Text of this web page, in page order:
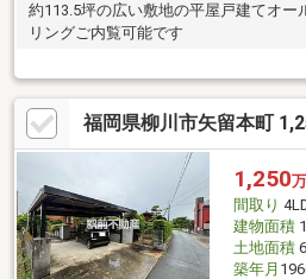
約113.5坪の広い敷地の平屋戸建てオー
リングご内覧可能です
福岡県柳川市矢留本町
1,250
間取り
建物面積
土地面積
築年月